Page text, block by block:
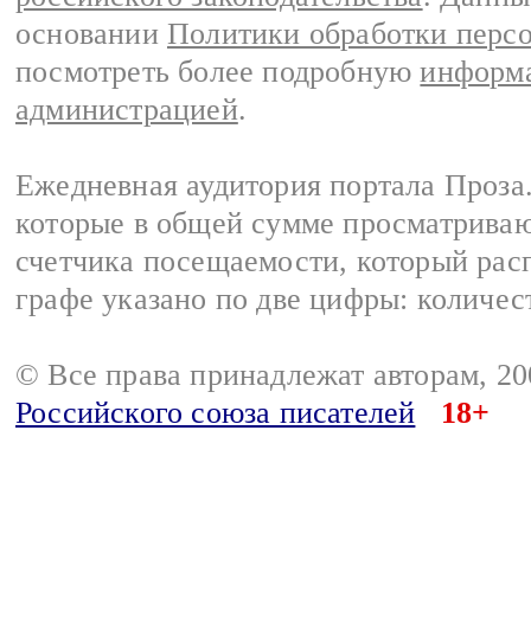
основании Политики обработки
посмотреть более подробную
администрацией.
Ежедневная аудитория портала
которые в общей сумме
счетчика посещаемости, который
графе указано по две цифры:
© Все права принадлежат авторам,
Российского союза писателей
18+